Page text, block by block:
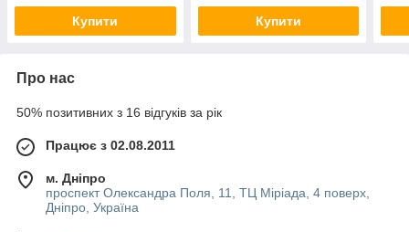
Купити Купити
Про нас
50% позитивних з 16 відгуків за рік
Працює з 02.08.2011
м. Дніпро
проспект Олександра Поля, 11, ТЦ Міріада, 4 поверх,
Дніпро, Україна